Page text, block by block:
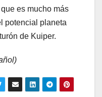
es mucho más
potencial planeta
de Kuiper.